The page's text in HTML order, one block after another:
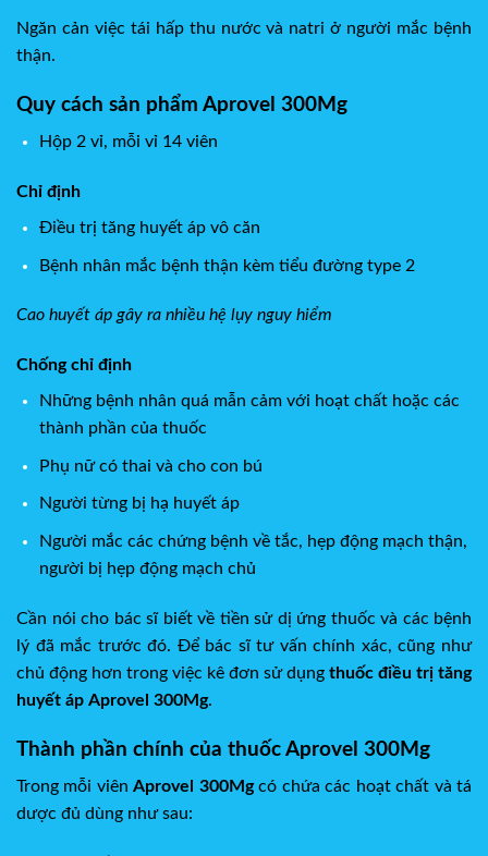
Ngăn cản việc tái hấp thu nước và natri ở người mắc bệnh
thận.
Quy cách sản phẩm Aprovel 300Mg
Hộp 2 vỉ, mỗi vỉ 14 viên
Chỉ định
Điều trị tăng huyết áp vô căn
Bệnh nhân mắc bệnh thận kèm tiểu đường type 2
Cao huyết áp gây ra nhiều hệ lụy nguy hiểm
Chống chỉ định
Những bệnh nhân quá mẫn cảm với hoạt chất hoặc các
thành phần của thuốc
Phụ nữ có thai và cho con bú
Người từng bị hạ huyết áp
Người mắc các chứng bệnh về tắc, hẹp động mạch thận,
người bị hẹp động mạch chủ
Cần nói cho bác sĩ biết về tiền sử dị ứng thuốc và các bệnh
lý đã mắc trước đó. Để bác sĩ tư vấn chính xác, cũng như
chủ động hơn trong việc kê đơn sử dụng thuốc điều trị tăng
huyết áp Aprovel 300Mg.
Thành phần chính của thuốc Aprovel 300Mg
Trong mỗi viênAprovel 300Mgcó chứa các hoạt chất và tá
dược đủ dùng như sau: